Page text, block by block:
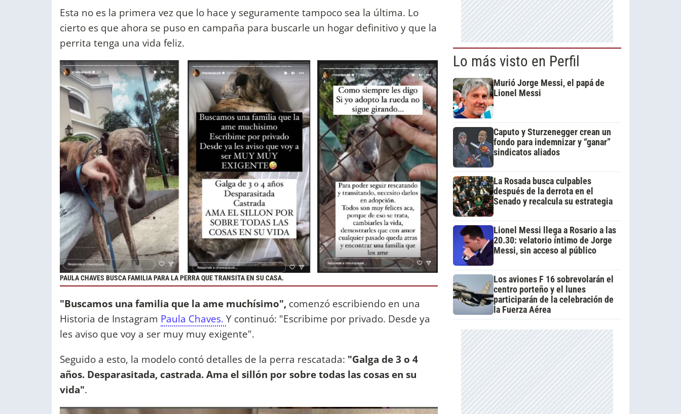
Esta no es la primera vez que lo hace y seguramente tampoco sea la última. Lo
cierto es que ahora se puso en campaña para buscarle un hogar definitivo y que la
perrita tenga una vida feliz.
PAULA CHAVES BUSCA FAMILIA PARA LA PERRA QUE TRANSITA EN SU CASA.
"Buscamos una familia que la ame muchísimo", comenzó escribiendo en una
Historia de Instagram Paula Chaves. Y continuó: "Escribime por privado. Desde ya
les aviso que voy a ser muy muy exigente".
Seguido a esto, la modelo contó detalles de la perra rescatada: "Galga de 3 o 4
años. Desparasitada, castrada. Ama el sillón por sobre todas las cosas en su
vida".
Lo más visto en Perfil
Murió Jorge Messi, el papá de
Lionel Messi
Caputo y Sturzenegger crean un
fondo para indemnizar y “ganar”
sindicatos aliados
La Rosada busca culpables
después de la derrota en el
Senado y recalcula su estrategia
Lionel Messi llega a Rosario a las
20.30: velatorio íntimo de Jorge
Messi, sin acceso al público
Los aviones F 16 sobrevolarán el
centro porteño y el lunes
participarán de la celebración de
la Fuerza Aérea